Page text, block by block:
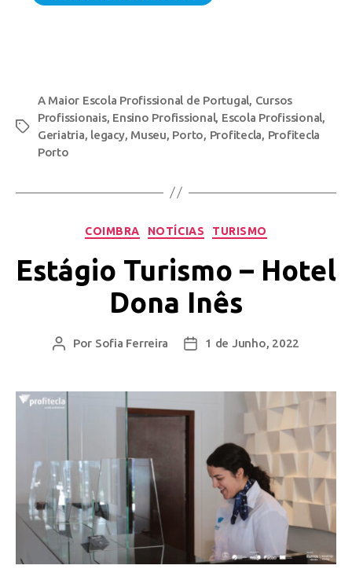
A Maior Escola Profissional de Portugal, Cursos
Profissionais, Ensino Profissional, Escola Profissional,
Geriatria, legacy, Museu, Porto, Profitecla, Profitecla
Porto
COIMBRA NOTÍCIAS TURISMO
Estágio Turismo – Hotel
Dona Inês
Por Sofia Ferreira 1 de Junho, 2022